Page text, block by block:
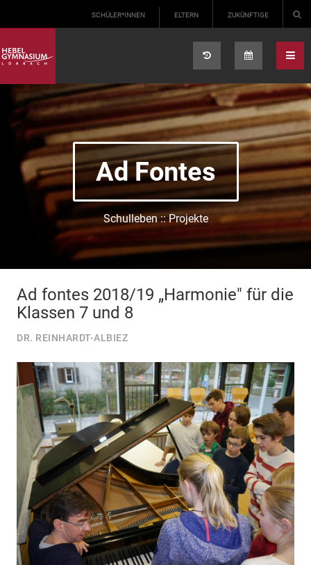
SCHÜLER*INNEN ELTERN ZUKÜNFTIGE
Ad Fontes
Schulleben :: Projekte
Ad fontes 2018/19 „Harmonie" für die
Klassen 7 und 8
DR. REINHARDT-ALBIEZ